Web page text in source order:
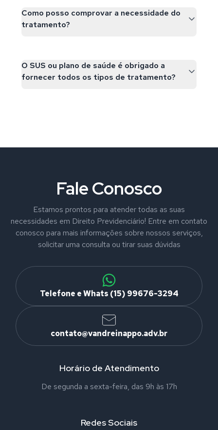
Como posso comprovar a necessidade do
tratamento?
O SUS ou plano de saúde é obrigado a
fornecer todos os tipos de tratamento?
Fale Conosco
Estamos prontos para atender todas as suas
necessidades em Direito Previdenciário! Entre em contato
conosco para mais informações sobre nossos serviços,
solicitar uma consulta ou tirar suas dúvidas
Telefone e Whats (15) 99676-3294
contato@vandreinappo.adv.br
Horário de Atendimento
De segunda a sexta-feira, das 9h às 17h
Redes Sociais